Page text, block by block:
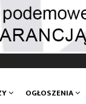
OGŁOSZENIA